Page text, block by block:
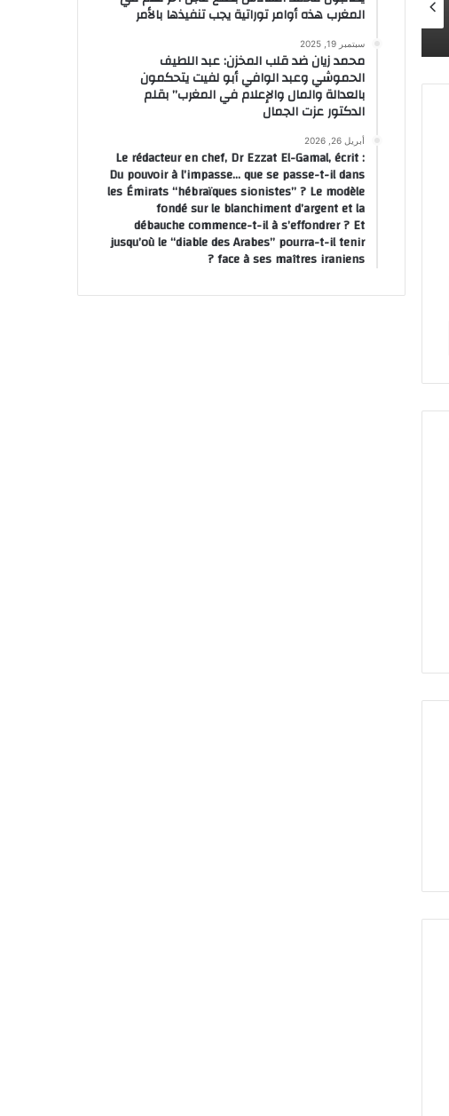
أزيد من 500 نزيل بالسجن المحلي ببوعرفة يستفيدون من حملة طبية متعددة التخصصات طب الإنجاب في المغرب… الدكتور محسن صدقي في طليعة من يصنعون الأمل ويعيدون رسم طريق الأمومة
المغرب هذه أوامر توراتية يجب تنفيذها بالأمر
سبتمبر 19, 2025
محمد زيان ضد قلب المخزن: عبد اللطيف
الحموشي وعبد الوافي أبو لفيت يتحكمون
بالعدالة والمال والإعلام في المغرب” بقلم
الدكتور عزت الجمال
أبريل 26, 2026
Le rédacteur en chef, Dr Ezzat El-Gamal, écrit :
Du pouvoir à l’impasse… que se passe-t-il dans
les Émirats “hébraïques sionistes” ? Le modèle
fondé sur le blanchiment d’argent et la
débauche commence-t-il à s’effondrer ? Et
jusqu’où le “diable des Arabes” pourra-t-il tenir
face à ses maîtres iraniens ?